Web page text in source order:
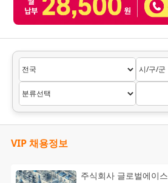
VIP 채용정보
주식회사 글로벌에이스